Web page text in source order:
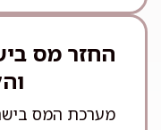
החזר מס
מערכת המס